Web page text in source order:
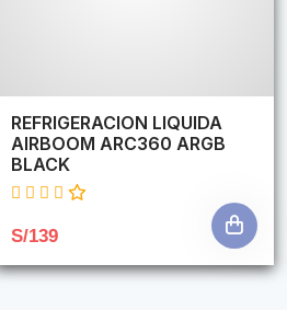
REFRIGERACION LIQUIDA
AIRBOOM ARC360 ARGB
BLACK
S/139